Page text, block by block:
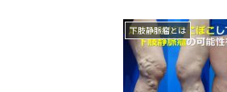
下肢静脈瘤とは